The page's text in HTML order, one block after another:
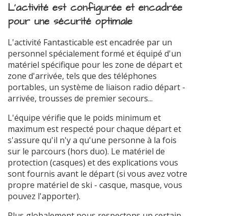
L'activité est configurée et encadrée
pour une sécurité optimale
L'activité Fantasticable est encadrée par un
personnel spécialement formé et équipé d'un
matériel spécifique pour les zone de départ et
zone d'arrivée, tels que des téléphones
portables, un système de liaison radio départ -
arrivée, trousses de premier secours...
L'équipe vérifie que le poids minimum et
maximum est respecté pour chaque départ et
s'assure qu'il n'y a qu'une personne à la fois
sur le parcours (hors duo). Le matériel de
protection (casques) et des explications vous
sont fournis avant le départ (si vous avez votre
propre matériel de ski - casque, masque, vous
pouvez l'apporter).